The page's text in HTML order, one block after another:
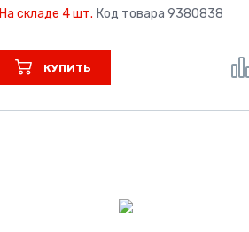
На складе 4 шт. Код товара 9380838
КУПИТЬ